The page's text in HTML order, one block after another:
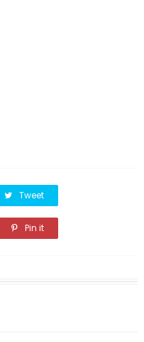
Tweet
Pin it